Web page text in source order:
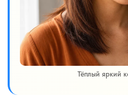
Тёплый яркий